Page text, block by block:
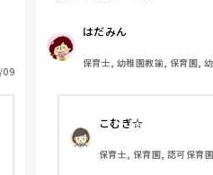
09
トを各クラスに購入しまし
くつか出てきて、使えない
います。
パソコンやタブレットは
もしくは、何年使っていま
はだみん
保育士, 幼稚園教諭, 保育園,
こむぎ☆
保育士, 保育園, 認可保育